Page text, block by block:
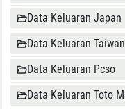
Data Keluaran Japan
Data Keluaran Taiwan
Data Keluaran Pcso
Data Keluaran Toto